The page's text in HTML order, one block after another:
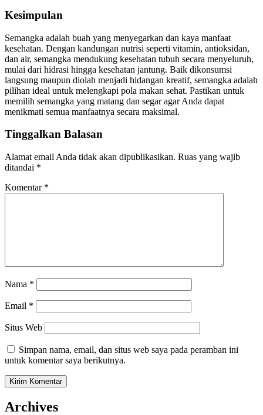
Kesimpulan
Semangka adalah buah yang menyegarkan dan kaya manfaat
kesehatan. Dengan kandungan nutrisi seperti vitamin, antioksidan,
dan air, semangka mendukung kesehatan tubuh secara menyeluruh,
mulai dari hidrasi hingga kesehatan jantung. Baik dikonsumsi
langsung maupun diolah menjadi hidangan kreatif, semangka adalah
pilihan ideal untuk melengkapi pola makan sehat. Pastikan untuk
memilih semangka yang matang dan segar agar Anda dapat
menikmati semua manfaatnya secara maksimal.
Tinggalkan Balasan
Alamat email Anda tidak akan dipublikasikan. Ruas yang wajib
ditandai *
Komentar *
Nama *
Email *
Situs Web
Simpan nama, email, dan situs web saya pada peramban ini
untuk komentar saya berikutnya.
Archives